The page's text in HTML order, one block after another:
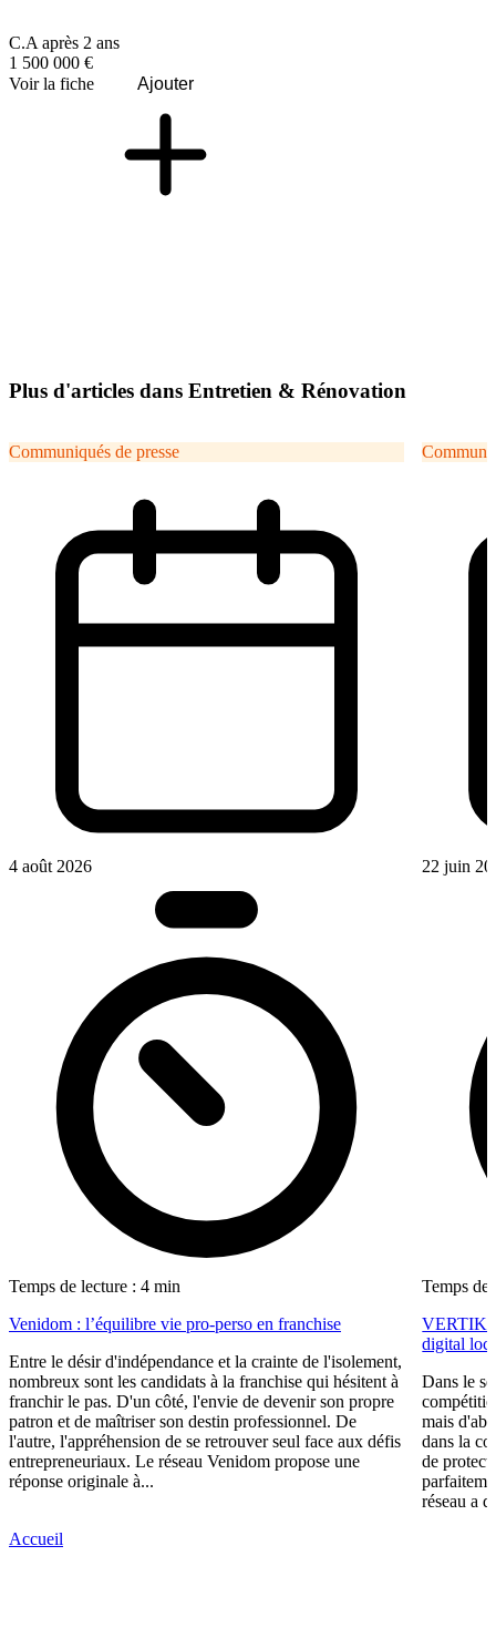
C.A après 2 ans
1 500 000 €
Voir la fiche
Ajouter
Plus d'articles dans Entretien & Rénovation
Communiqués de presse
4 août 2026
Temps de lecture : 4 min
Venidom : l’équilibre vie pro-perso en franchise
Entre le désir d'indépendance et la crainte de l'isolement,
nombreux sont les candidats à la franchise qui hésitent à
franchir le pas. D'un côté, l'envie de devenir son propre
patron et de maîtriser son destin professionnel. De
l'autre, l'appréhension de se retrouver seul face aux défis
entrepreneuriaux. Le réseau Venidom propose une
réponse originale à...
22 juin
Temps de
digital
Dans le
mais
dans la
de
réseau a
Accueil